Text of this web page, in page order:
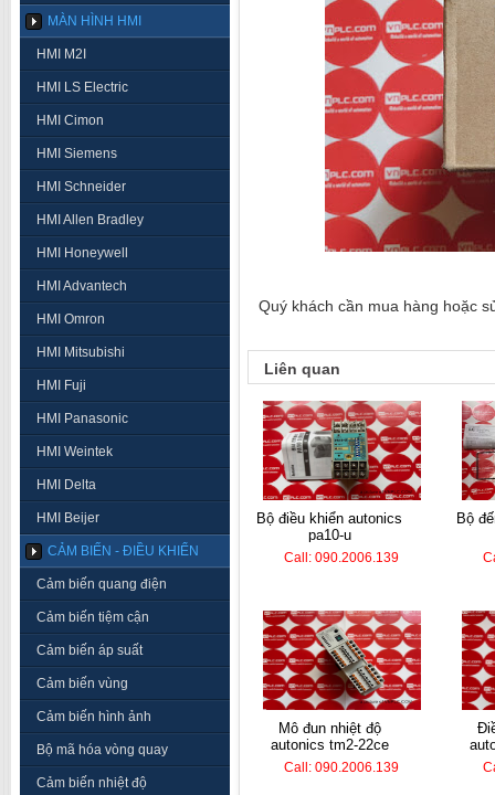
MÀN HÌNH HMI
HMI M2I
HMI LS Electric
HMI Cimon
HMI Siemens
HMI Schneider
HMI Allen Bradley
HMI Honeywell
HMI Advantech
HMI Omron
HMI Mitsubishi
HMI Fuji
HMI Panasonic
HMI Weintek
HMI Delta
HMI Beijer
CẢM BIẾN - ĐIỀU KHIỂN
Cảm biến quang điện
Cảm biến tiệm cận
Cảm biến áp suất
Cảm biến vùng
Cảm biến hình ảnh
Bộ mã hóa vòng quay
Cảm biến nhiệt độ
Quý khách cần mua hàng hoặc
Liên quan
bộ điều khiển autonics
pa10-u
Call: 090.2006.139
bộ đếm hanyoung lc7-
mô đun nhiệt độ
autonics tm2-22ce
Call: 090.2006.139
điều khiển nhiệt